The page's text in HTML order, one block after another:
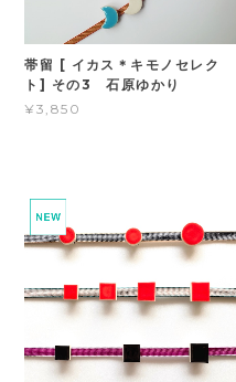
帯留 [ イカス＊キモノセレク
ト] その3 石原ゆかり
¥3,850